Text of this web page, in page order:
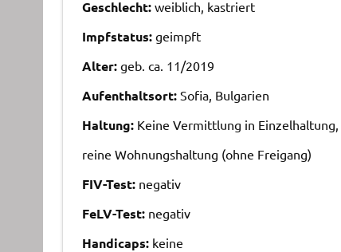
Geschlecht: weiblich, kastriert
Impfstatus:geimpft
Alter: geb. ca. 11/2019
Aufenthaltsort:Sofia, Bulgarien
Haltung: Keine Vermittlung in Einzelhaltung,
reine Wohnungshaltung (ohne Freigang)
FIV-Test:negativ
FeLV-Test:negativ
Handicaps:keine